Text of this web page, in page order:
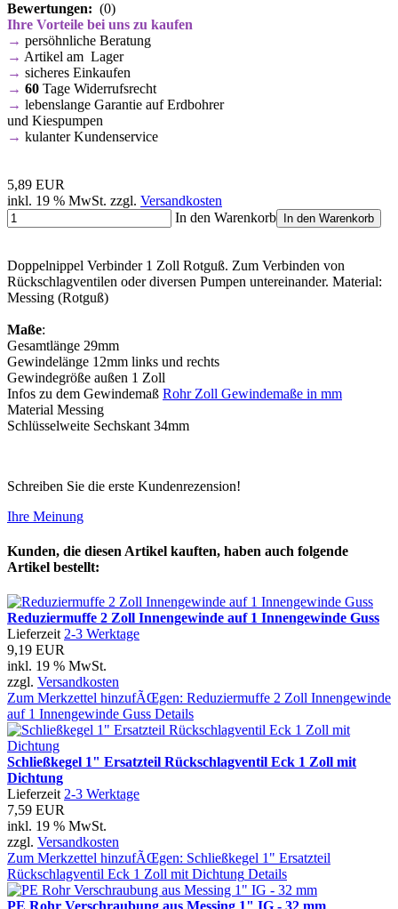
Bewertungen: (0)
Ihre Vorteile bei uns zu kaufen
→ persöhnliche Beratung
→ Artikel am Lager
→ sicheres Einkaufen
→ 60 Tage Widerrufsrecht
→ lebenslange Garantie auf Erdbohrer
und Kiespumpen
→ kulanter Kundenservice
5,89 EUR
inkl. 19 % MwSt. zzgl. Versandkosten
In den Warenkorb
In den Warenkorb
Doppelnippel Verbinder 1 Zoll Rotguß. Zum Verbinden von
Rückschlagventilen oder diversen Pumpen untereinander. Material:
Messing (Rotguß)
Maße:
Gesamtlänge 29mm
Gewindelänge 12mm links und rechts
Gewindegröße außen 1 Zoll
Infos zu dem Gewindemaß Rohr Zoll Gewindemaße in mm
Material Messing
Schlüsselweite Sechskant 34mm
Schreiben Sie die erste Kundenrezension!
Ihre Meinung
Kunden, die diesen Artikel kauften, haben auch folgende
Artikel bestellt:
Reduziermuffe 2 Zoll Innengewinde auf 1 Innengewinde Guss
Lieferzeit2-3 Werktage
9,19 EUR
inkl. 19 % MwSt.
zzgl. Versandkosten
Zum Merkzettel hinzufÃŒgen: Reduziermuffe 2 Zoll Innengewinde
auf 1 Innengewinde Guss Details
Schließkegel 1" Ersatzteil Rückschlagventil Eck 1 Zoll mit
Dichtung
Lieferzeit2-3 Werktage
7,59 EUR
inkl. 19 % MwSt.
zzgl. Versandkosten
Zum Merkzettel hinzufÃŒgen: Schließkegel 1" Ersatzteil
Rückschlagventil Eck 1 Zoll mit Dichtung Details